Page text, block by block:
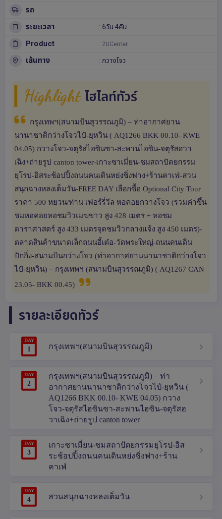
รถ
ระยะเวลา
: 6วัน 4คืน
Product : 2UCenter
เส้นทาง : กวางโจว
Highlight ไฮไลท์ทัวร์
กรุงเทพฯ(สนามบินสุวรรณภูมิ) – ท่าอากาศยาน
นานาชาติกว่างโจวไป๋-ยฺหวิน ( AQ1266 BKK 00.10- KWE
04.05) กวางโจว-จตุรัสไฮซินซา-สะพานไฮซิน-จตุรัสฮวา
เฉิง+ถ่ายรูป canton tower-เกาะซาเมี่ยน-ชมสถาปัตยกรรม
ยุโรป-อิสระช้อปปิ้งถนนคนเดินหย่งชิ่งฟาง+ร้านคาเฟ่-สวน
สนุกฉางหลงเต็มวัน-FREE DAY เลือกซื้อ Optional City Tour
ราคา 500 หยวน/ท่าน เฟอร์รี่วีล หอคอยกวางโจว (รวมค่าขึ้น
ชมหอคอยหอชมวิวเมฆขาว สูง 428 เมตร + หอชม
ดาราศาสตร์ สูง 433 เมตรจุดชมวิวกลางแจ้ง สูง 450 เมตร)-
ตลาดสินค้าขนาดเล็กถนนอี้เต๋อ-วัดพระใหญ่-ถนนคนเดิน
ปักกิ่ง-สนามบินกว่างโจว (ท่าอากาศยานนานาชาติกว่างโจว
ไป๋-ยฺหวิน) – กรุงเทพฯ (สนามบินสุวรรณภูมิ) ( AQ1267 CAN
23.05- BKK 00.45)
รายละเอียดทัวร์
DAY
1 กรุงเทพฯ(สนามบินสุวรรณภูมิ)
DAY
2
กรุงเทพฯ(สนามบินสุวรรณภูมิ) – ท่า
อากาศยานนานาชาติกว่างโจวไป๋-ยฺหวิน (
AQ1266 BKK 00.10- KWE 04.05) กวาง
โจว-จตุรัสไฮซินซา-สะพานไฮซิน-จตุรัสฮ
วาเฉิง+ถ่ายรูป canton tower
DAY
3
เกาะซาเมี่ยน-ชมสถาปัตยกรรมยุโรป-อิส
ระช้อปปิ้งถนนคนเดินหย่งชิ่งฟาง+ร้าน
คาเฟ่
DAY
4 สวนสนุกฉางหลงเต็มวัน